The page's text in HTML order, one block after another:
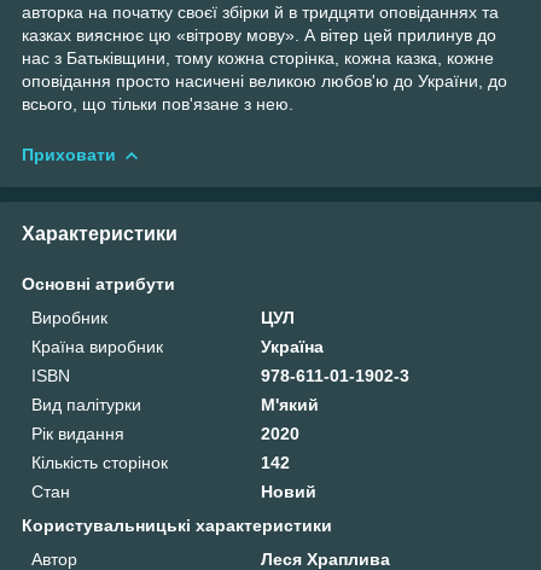
авторка на початку своєї збірки й в тридцяти оповіданнях та
казках вияснює цю «вітрову мову». А вітер цей прилинув до
нас з Батьківщини, тому кожна сторінка, кожна казка, кожне
оповідання просто насичені великою любов'ю до України, до
всього, що тільки пов'язане з нею.
Приховати
Характеристики
Основні атрибути
Виробник
ЦУЛ
Країна виробник
Україна
ISBN
978-611-01-1902-3
Вид палітурки
М'який
Рік видання
2020
Кількість сторінок
142
Стан
Новий
Користувальницькі характеристики
Автор
Леся Храплива